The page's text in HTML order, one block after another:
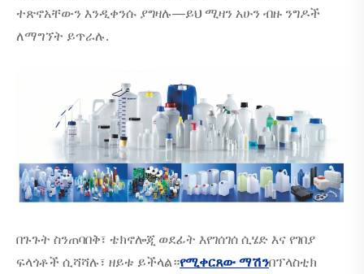
ተጽኖአቸውን እንዲቀንሱ ያግዛሉ—ይህ ሚዛን አሁን ብዙ ንግዶች
ለማግኘት ይጥራሉ.
በጉጉት ስንጠባበቅ፣ ቴክኖሎጂ ወደፊት እየገሰገሰ ሲሄድ እና የገበያ
ፍላጎቶች ሲሻሻሉ፣ ዘይቱ ይችላል።የሚቀርጸው ማሽንበፕላስቲክ